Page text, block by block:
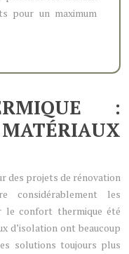
pour un maximum
:
des projets de rénovation
considérablement les
le confort thermique été
d’isolation ont beaucoup
solutions toujours plus